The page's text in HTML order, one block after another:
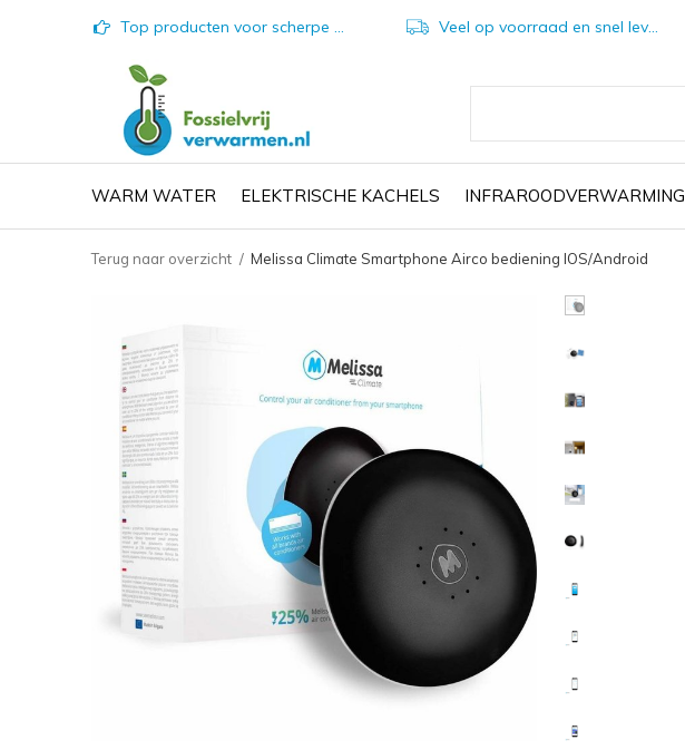
WARM WATER ELEKTRISCHE KACHELS INFRAROODVERWARMING
Top producten voor scherpe prijzen Veel op voorraad en snel leverbaar
Terug naar overzicht Melissa Climate Smartphone Airco bediening IOS/Android